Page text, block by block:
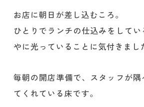
お店に朝日が差し込むころ。
ひとりでランチの仕込みをして
やに光っていることに気付きまし
毎朝の開店準備で、スタッフが
てくれている床です。